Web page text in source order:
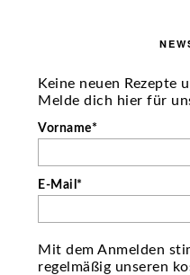
Keine neuen Rezepte
Melde dich hier für
Vorname*
E-Mail*
Mit dem Anmelden
regelmäßig unseren